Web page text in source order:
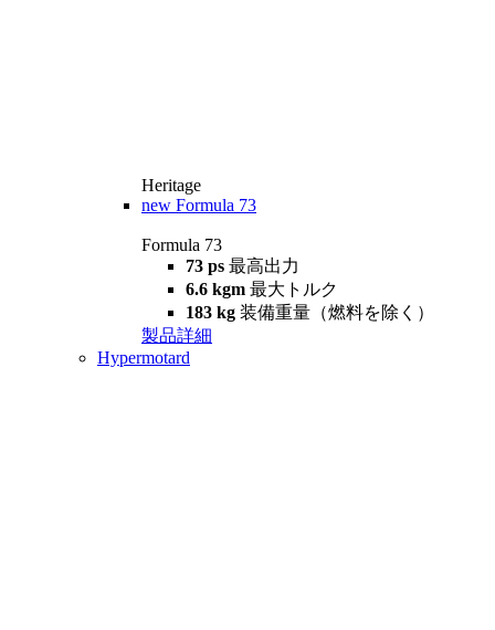
Heritage
new Formula 73
Formula 73
73 ps 最高出力
6.6 kgm 最大トルク
183 kg 装備重量（燃料を除く）
製品詳細
Hypermotard